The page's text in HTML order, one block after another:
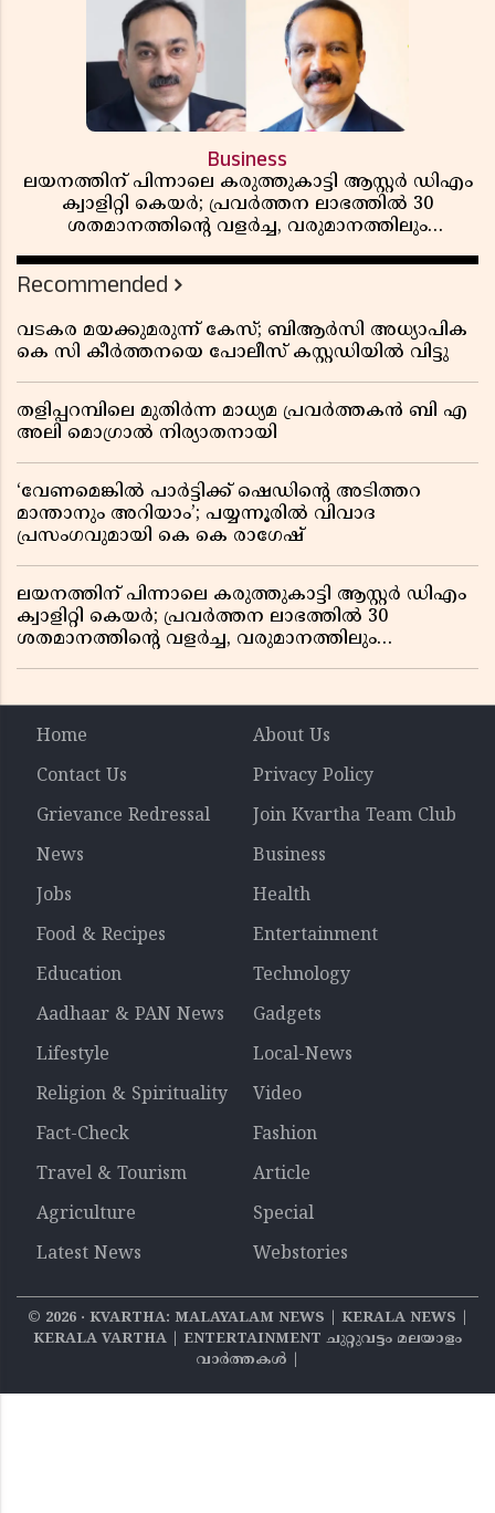
Business
ലയനത്തിന് പിന്നാലെ കരുത്തുകാട്ടി ആസ്റ്റർ ഡിഎം
ക്വാളിറ്റി കെയർ; പ്രവർത്തന ലാഭത്തിൽ 30
ശതമാനത്തിൻ്റെ വളർച്ച, വരുമാനത്തിലും
റിപ്പോർട്ട് പുറത്ത്
Recommended
വടകര മയക്കുമരുന്ന് കേസ്; ബിആർസി അധ്യാപിക
കെ സി കീർത്തനയെ പോലീസ് കസ്റ്റഡിയിൽ വിട്ടു
തളിപ്പറമ്പിലെ മുതിർന്ന മാധ്യമ പ്രവർത്തകൻ ബി എ
അലി മൊഗ്രാൽ നിര്യാതനായി
‘വേണമെങ്കിൽ പാർട്ടിക്ക് ഷെഡിൻ്റെ അടിത്തറ
മാന്താനും അറിയാം’; പയ്യന്നൂരിൽ വിവാദ
പ്രസംഗവുമായി കെ കെ രാഗേഷ്
ലയനത്തിന് പിന്നാലെ കരുത്തുകാട്ടി ആസ്റ്റർ ഡിഎം
ക്വാളിറ്റി കെയർ; പ്രവർത്തന ലാഭത്തിൽ 30
ശതമാനത്തിൻ്റെ വളർച്ച, വരുമാനത്തിലും
Home
About Us
Contact Us
Privacy Policy
Grievance Redressal
Join Kvartha Team Club
News
Business
Jobs
Health
Food & Recipes
Entertainment
Education
Technology
Aadhaar & PAN News
Gadgets
Lifestyle
Local-News
Religion & Spirituality
Video
Fact-Check
Fashion
Travel & Tourism
Article
Agriculture
Special
Latest News
Webstories
© 2026‧ KVARTHA: MALAYALAM NEWS | KERALA NEWS |
KERALA VARTHA | ENTERTAINMENT ചുറ്റുവട്ടം മലയാളം
വാര്‍ത്തകൾ |